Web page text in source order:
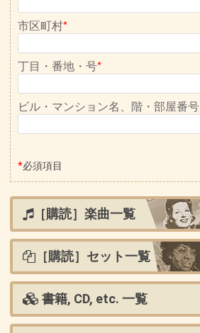
市区町村*
丁目・番地・号*
ビル・マンション名、階・部屋番号
*必須項目
［購読］楽曲一覧
［購読］セット一覧
書籍, CD, etc. 一覧